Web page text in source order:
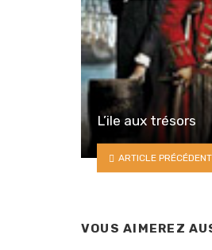
L’ile aux trésors
ARTICLE PRÉCÉDENT
VOUS AIMEREZ